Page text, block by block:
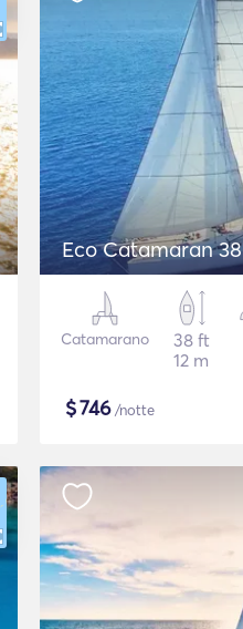
Eco Catamaran 38
Catamarano
38 ft
12 m
$746/notte